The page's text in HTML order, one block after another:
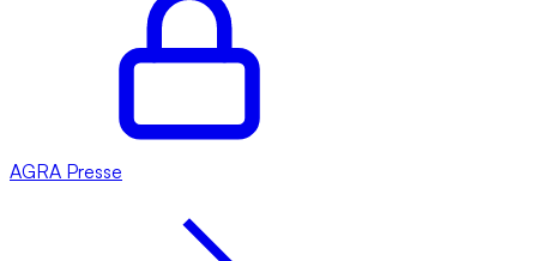
AGRA Presse